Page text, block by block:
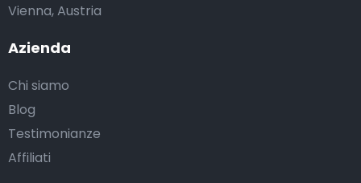
Azienda
Chi siamo
Blog
Testimonianze
Affiliati
Vienna, Austria